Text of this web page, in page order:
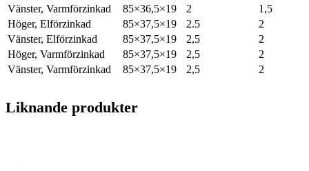
Vänster, Varmförzinkad
85×36,5×19 2
1,5
Höger, Elförzinkad
85×37,5×19 2.5
2
Vänster, Elförzinkad
85×37,5×19 2,5
2
Höger, Varmförzinkad
85×37,5×19 2,5
2
Vänster, Varmförzinkad
85×37,5×19 2,5 2
Liknande produkter